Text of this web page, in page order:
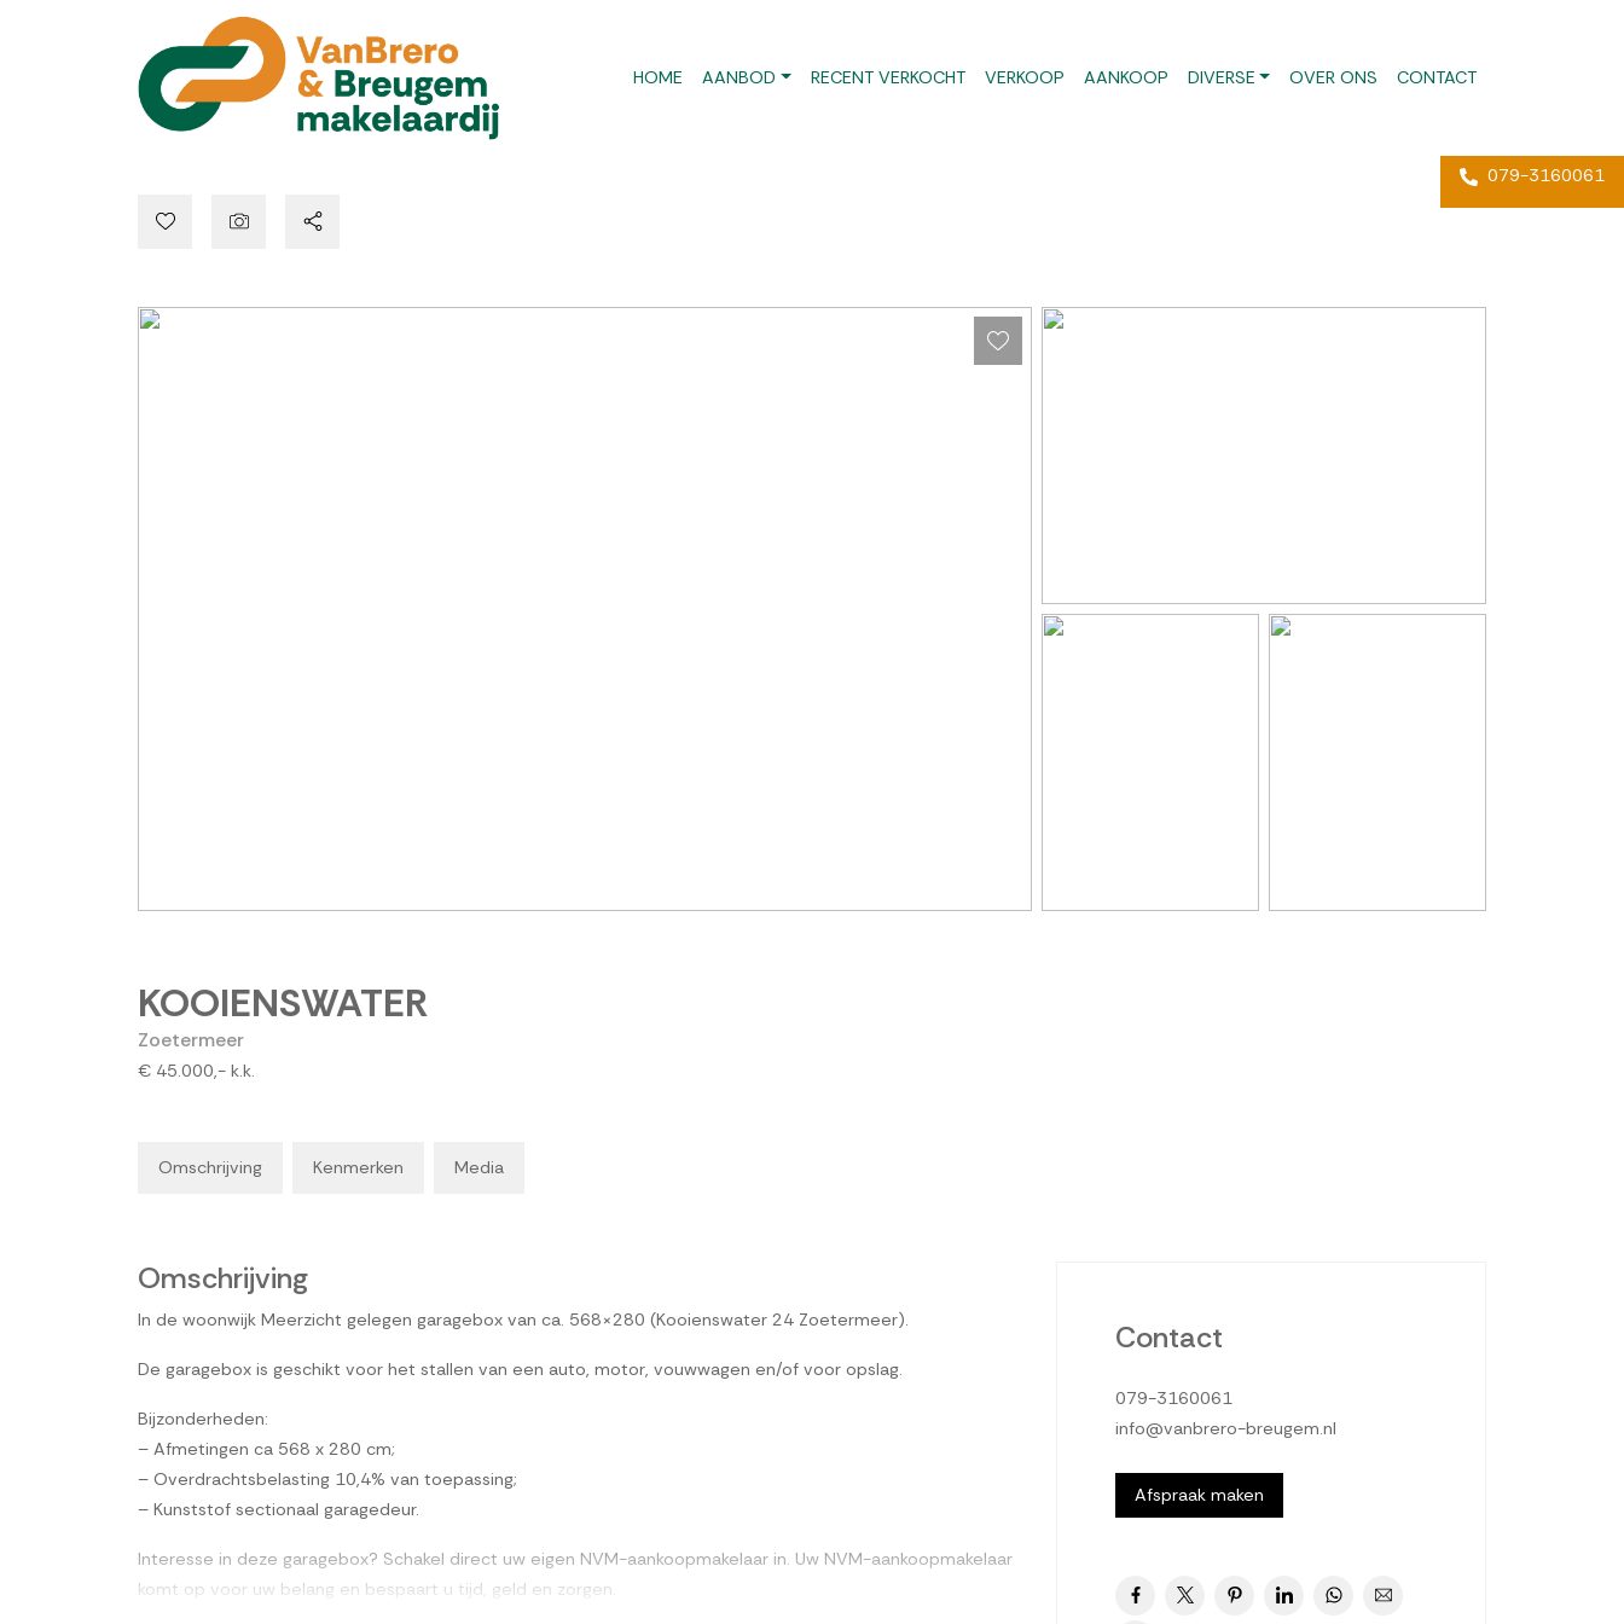
HOME AANBOD RECENT VERKOCHT VERKOOP AANKOOP DIVERSE OVER ONS CONTACT
079-3160061
KOOIENSWATER
Zoetermeer
€ 45.000,- k.k.
Omschrijving Kenmerken Media
Omschrijving
In de woonwijk Meerzicht gelegen garagebox van ca. 568×280 (Kooienswater 24 Zoetermeer).
De garagebox is geschikt voor het stallen van een auto, motor, vouwwagen en/of voor opslag.
Bijzonderheden:
– Afmetingen ca 568 x 280 cm;
– Overdrachtsbelasting 10,4% van toepassing;
– Kunststof sectionaal garagedeur.
Interesse in deze garagebox? Schakel direct uw eigen NVM-aankoopmakelaar in. Uw NVM-aankoopmakelaar
komt op voor uw belang en bespaart u tijd, geld en zorgen.
Contact
079-3160061
info@vanbrero-breugem.nl
Afspraak maken